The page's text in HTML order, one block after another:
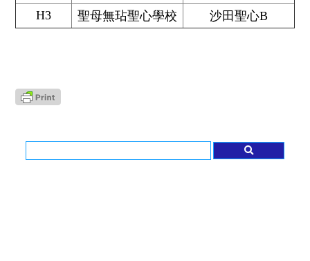
H3 聖母無玷聖心學校 沙田聖心B